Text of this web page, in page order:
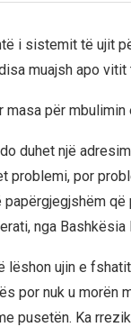
i sistemit të ujit
muajsh apo vitit
për mbulimin
duhet një
problemi, por
që
nga Bashkësia
lëshon ujin e
por nuk u morën
pusetën. Ka